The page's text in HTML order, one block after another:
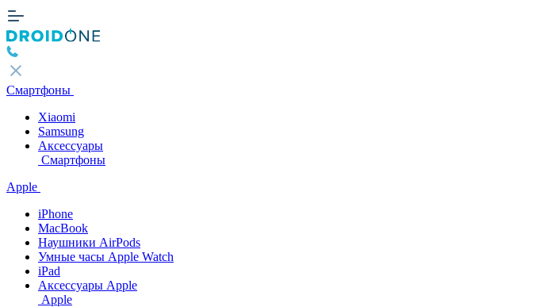
Смартфоны
Xiaomi
Samsung
Аксессуары
Смартфоны
Apple
iPhone
MacBook
Наушники AirPods
Умные часы Apple Watch
iPad
Аксессуары Apple
Apple